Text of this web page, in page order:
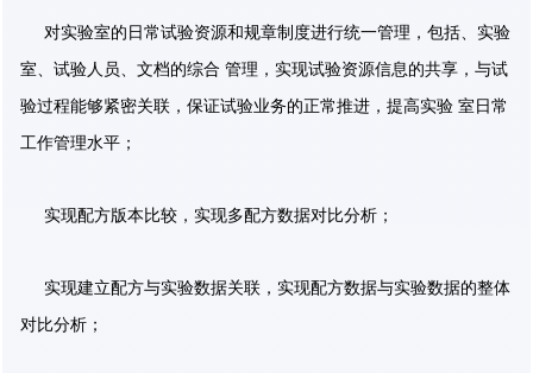
对实验室的日常试验资源和规章制度进行统一管理，包括、实验
室、试验人员、文档的综合 管理，实现试验资源信息的共享，与试
验过程能够紧密关联，保证试验业务的正常推进，提高实验 室日常
工作管理水平；
实现配方版本比较，实现多配方数据对比分析；
实现建立配方与实验数据关联，实现配方数据与实验数据的整体
对比分析；